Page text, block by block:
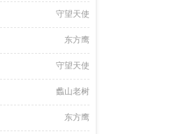
守望天使
东方鹰
守望天使
蠡山老树
东方鹰